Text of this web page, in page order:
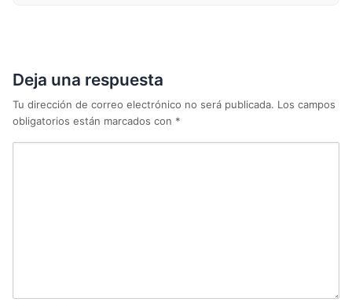
Deja una respuesta
Tu dirección de correo electrónico no será publicada. Los campos
obligatorios están marcados con *